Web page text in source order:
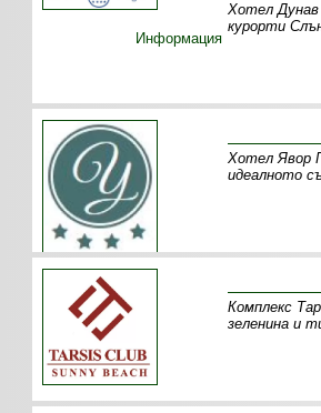
Хотел Дунав
курорти
Информация
Хотел Явор
идеалното
Комплекс
зеленина и